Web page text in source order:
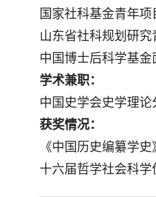
国家社科基金青年项
山东省社科规划研究
中国博士后科学基金
学术兼职：
中国史学会史学理论
获奖情况：
《中国历史编纂学
十六届哲学社会科学